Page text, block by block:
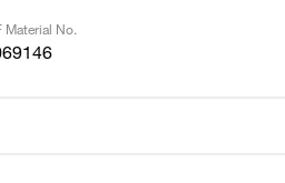
Material No.